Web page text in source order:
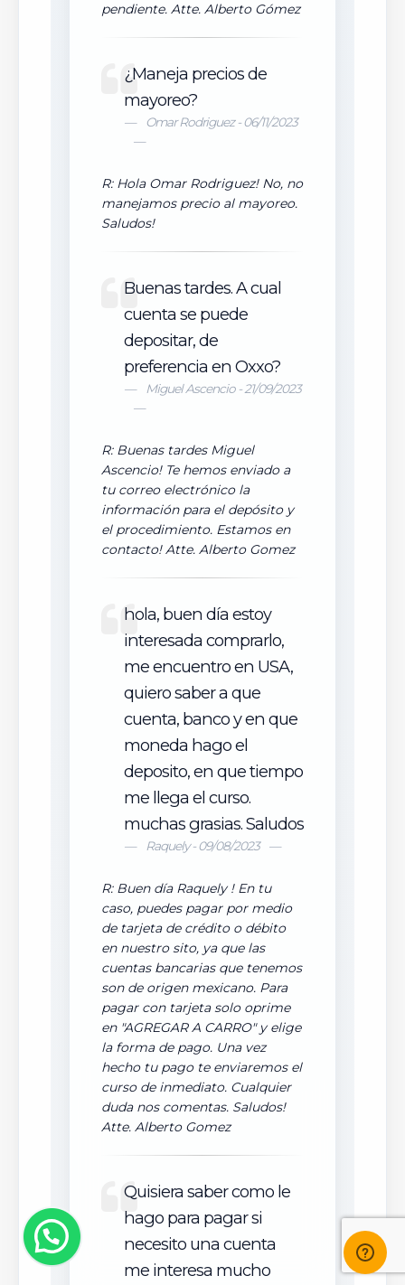
pendiente. Atte. Alberto Gómez
¿Maneja precios de
mayoreo?
Omar Rodriguez - 06/11/2023
R: Hola Omar Rodriguez! No, no
manejamos precio al mayoreo.
Saludos!
Buenas tardes. A cual
cuenta se puede
depositar, de
preferencia en Oxxo?
Miguel Ascencio - 21/09/2023
R: Buenas tardes Miguel
Ascencio! Te hemos enviado a
tu correo electrónico la
información para el depósito y
el procedimiento. Estamos en
contacto! Atte. Alberto Gomez
hola, buen día estoy
interesada comprarlo,
me encuentro en USA,
quiero saber a que
cuenta, banco y en que
moneda hago el
deposito, en que tiempo
me llega el curso.
muchas grasias. Saludos
Raquely - 09/08/2023
R: Buen día Raquely ! En tu
caso, puedes pagar por medio
de tarjeta de crédito o débito
en nuestro sito, ya que las
cuentas bancarias que tenemos
son de origen mexicano. Para
pagar con tarjeta solo oprime
en "AGREGAR A CARRO" y elige
la forma de pago. Una vez
hecho tu pago te enviaremos el
curso de inmediato. Cualquier
duda nos comentas. Saludos!
Atte. Alberto Gomez
Quisiera saber como le
hago para pagar si
necesito una cuenta
me interesa mucho